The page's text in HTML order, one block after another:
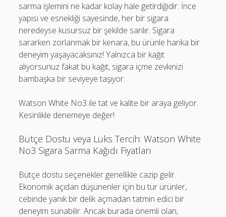
sarma işlemini ne kadar kolay hale getirdiğidir. İnce
yapısı ve esnekliği sayesinde, her bir sigara
neredeyse kusursuz bir şekilde sarılır. Sigara
sararken zorlanmak bir kenara, bu ürünle harika bir
deneyim yaşayacaksınız! Yalnızca bir kağıt
alıyorsunuz fakat bu kağıt, sigara içme zevkinizi
bambaşka bir seviyeye taşıyor.
Watson White No3 ile tat ve kalite bir araya geliyor.
Kesinlikle denemeye değer!
Bütçe Dostu veya Lüks Tercih: Watson White
No3 Sigara Sarma Kağıdı Fiyatları
Bütçe dostu seçenekler genellikle cazip gelir.
Ekonomik açıdan düşünenler için bu tür ürünler,
cebinde yanık bir delik açmadan tatmin edici bir
deneyim sunabilir. Ancak burada önemli olan,